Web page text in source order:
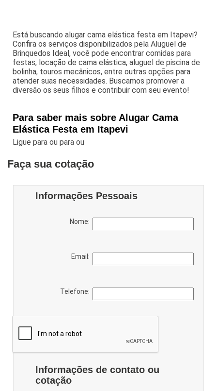
Está buscando alugar cama elástica festa em Itapevi?
Confira os serviços disponibilizados pela Aluguel de
Brinquedos Ideal, você pode encontrar comidas para
festas, locação de cama elástica, aluguel de piscina de
bolinha, touros mecânicos, entre outras opções para
atender suas necessidades. Buscamos promover a
diversão os seus filhos e contribuir com seu evento!
Para saber mais sobre Alugar Cama
Elástica Festa em Itapevi
Ligue paraou paraou
Faça sua cotação
Informações Pessoais
Nome:
Email:
Telefone:
Informações de contato ou
cotação